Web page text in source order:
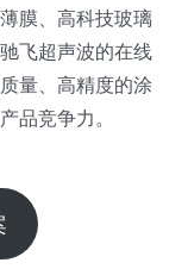
膜、高科技玻璃
飞超声波的在线
量、高精度的涂
品竞争力。